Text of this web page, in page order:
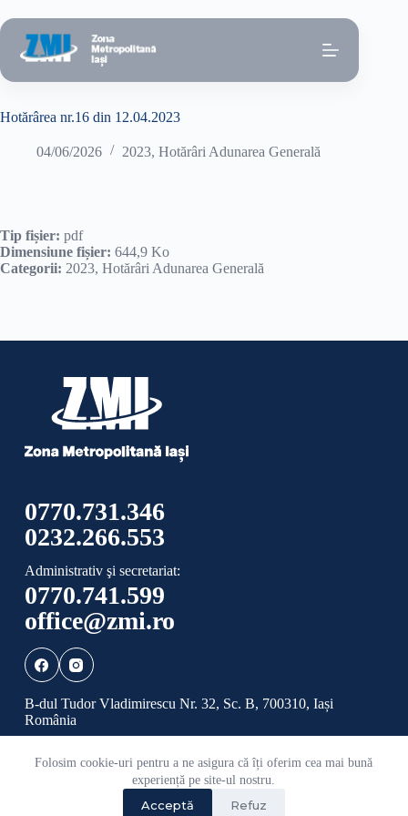
la
conținut
Folosim cookie-uri pentru a ne asigura că îți oferim cea mai bună
experiență pe site-ul nostru.
Acceptă Refuz
Hotărârea nr.16 din 12.04.2023
04/06/2026 2023, Hotărâri Adunarea Generală
Tip fișier: pdf
Dimensiune fișier: 644,9 Ko
Categorii: 2023, Hotărâri Adunarea Generală
0770.731.346
0232.266.553
Administrativ şi secretariat:
0770.741.599
office@zmi.ro
B-dul Tudor Vladimirescu Nr. 32, Sc. B, 700310, Iași
România
2026 Toate drepturile rezervate ADI ZONA
Politică de confidențialitate